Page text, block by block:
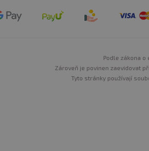
Podle zákona o
Zároveň je povinen zaevidovat
Tyto stránky používají